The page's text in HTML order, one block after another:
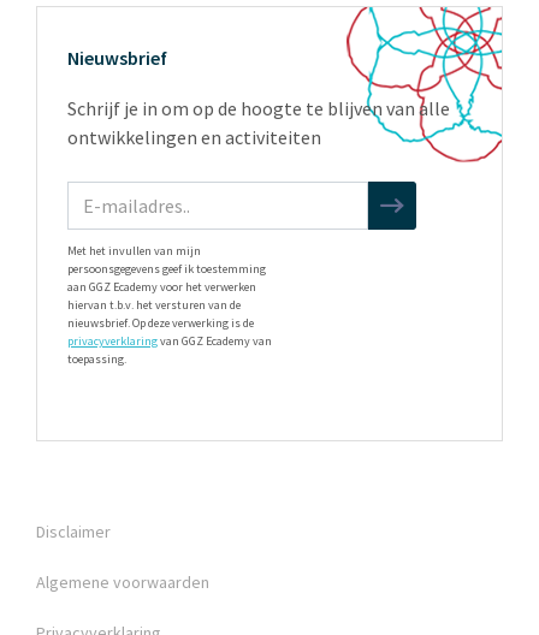
Nieuwsbrief
Schrijf je in om op de hoogte te blijven van alle
ontwikkelingen en activiteiten
Met het invullen van mijn
persoonsgegevens geef ik toestemming
aan GGZ Ecademy voor het verwerken
hiervan t.b.v. het versturen van de
nieuwsbrief. Op deze verwerking is de
privacyverklaringvan GGZ Ecademy van
toepassing.
Disclaimer
Algemene voorwaarden